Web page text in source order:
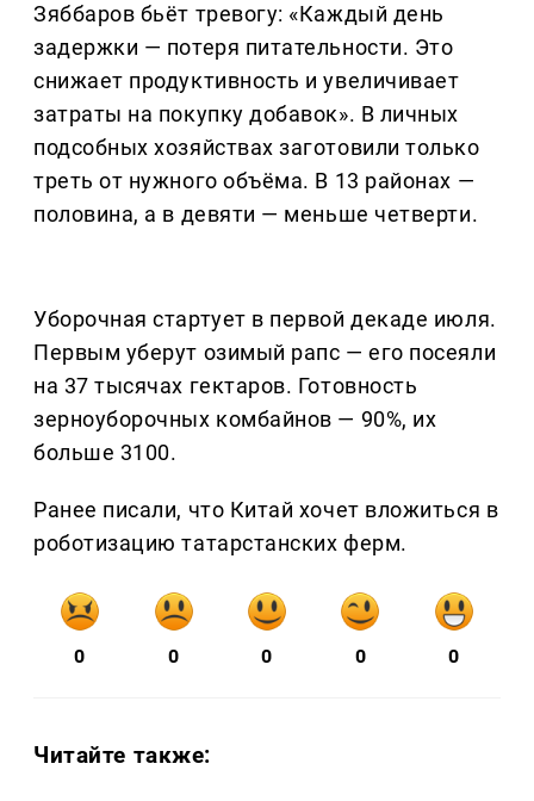
Зяббаров бьёт тревогу: «Каждый день
задержки — потеря питательности. Это
снижает продуктивность и увеличивает
затраты на покупку добавок». В личных
подсобных хозяйствах заготовили только
треть от нужного объёма. В 13 районах —
половина, а в девяти — меньше четверти.
Уборочная стартует в первой декаде июля.
Первым уберут озимый рапс — его посеяли
на 37 тысячах гектаров. Готовность
зерноуборочных комбайнов — 90%, их
больше 3100.
Ранее писали, что Китай хочет вложиться в
роботизацию татарстанских ферм.
0 0 0 0 0
Читайте также: